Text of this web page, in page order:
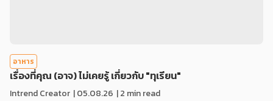
อาหาร
เรื่องที่คุณ (อาจ) ไม่เคยรู้ เกี่ยวกับ "ทุเรียน"
Intrend Creator |05.08.26 | 2 min read